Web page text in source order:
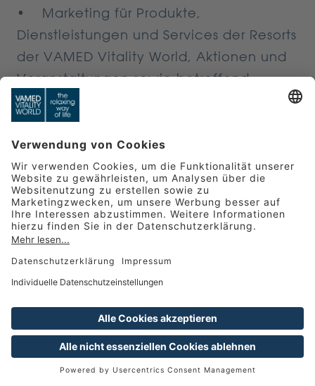
ZUR CLUB ANMELDUNG
• Marketing für Produkte,
Dienstleistungen und Services der Resorts
der VAMED Vitality World, Aktionen und
Veranstaltungen sowie betreffend
Neuigkeiten der Resorts der VAMED
Vitality World (einschließlich der
Zusendung von entsprechenden
Marketingmaterialien per Post, E-Mails,
Bestätigungs-SMS sowie
Kontaktaufnahme per Telefon)
ausschließlich mit entsprechender
personenbezogenen Daten um Ihre
Einwilligung gebeten haben, werden wir
Ihre personenbezogenen Daten nur im